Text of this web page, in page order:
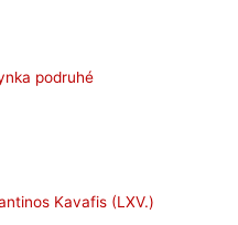
podruhé
Kavafis (LXV.)